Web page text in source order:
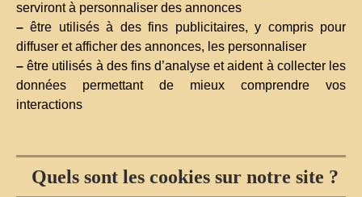
serviront à personnaliser des annonces
– être utilisés à des fins publicitaires, y compris pour
diffuser et afficher des annonces, les personnaliser
– être utilisés à des fins d’analyse et aident à collecter les
données permettant de mieux comprendre vos
interactions
Quels sont les cookies sur notre site ?